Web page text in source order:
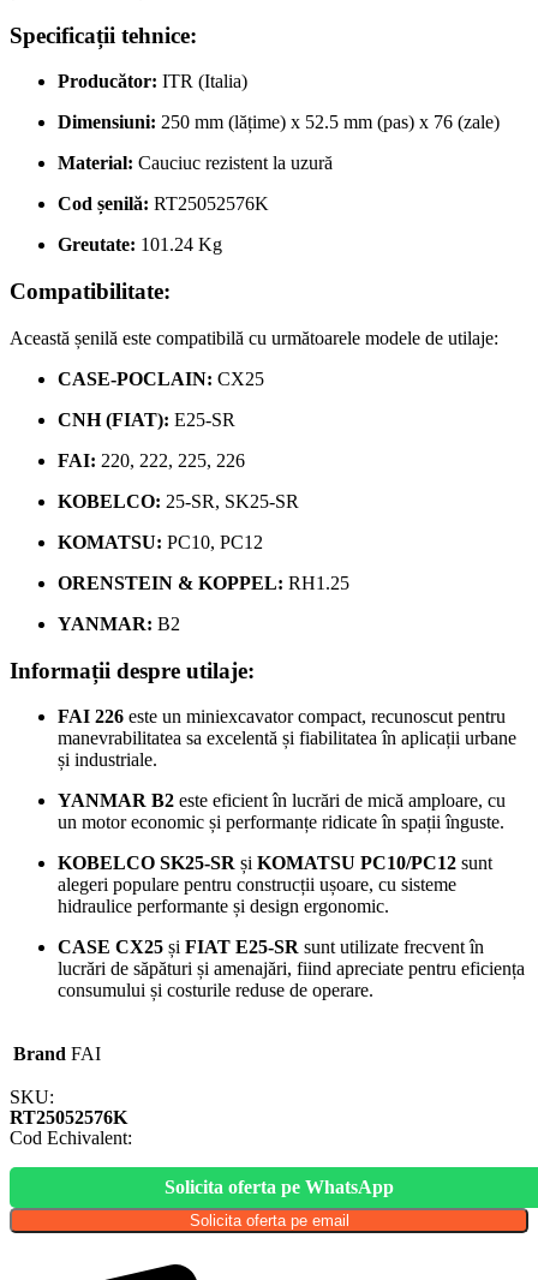
Specificații tehnice:
Producător: ITR (Italia)
Dimensiuni: 250 mm (lățime) x 52.5 mm (pas) x 76 (zale)
Material: Cauciuc rezistent la uzură
Cod șenilă: RT25052576K
Greutate: 101.24 Kg
Compatibilitate:
Această șenilă este compatibilă cu următoarele modele de utilaje:
CASE-POCLAIN: CX25
CNH (FIAT): E25-SR
FAI: 220, 222, 225, 226
KOBELCO: 25-SR, SK25-SR
KOMATSU: PC10, PC12
ORENSTEIN & KOPPEL: RH1.25
YANMAR: B2
Informații despre utilaje:
FAI 226 este un miniexcavator compact, recunoscut pentru
manevrabilitatea sa excelentă și fiabilitatea în aplicații urbane
și industriale.
YANMAR B2 este eficient în lucrări de mică amploare, cu
un motor economic și performanțe ridicate în spații înguste.
KOBELCO SK25-SR și KOMATSU PC10/PC12 sunt
alegeri populare pentru construcții ușoare, cu sisteme
hidraulice performante și design ergonomic.
CASE CX25 și FIAT E25-SR sunt utilizate frecvent în
lucrări de săpături și amenajări, fiind apreciate pentru eficiența
consumului și costurile reduse de operare.
Brand FAI
SKU:
RT25052576K
Cod Echivalent:
Solicita oferta pe WhatsApp
Solicita oferta pe email